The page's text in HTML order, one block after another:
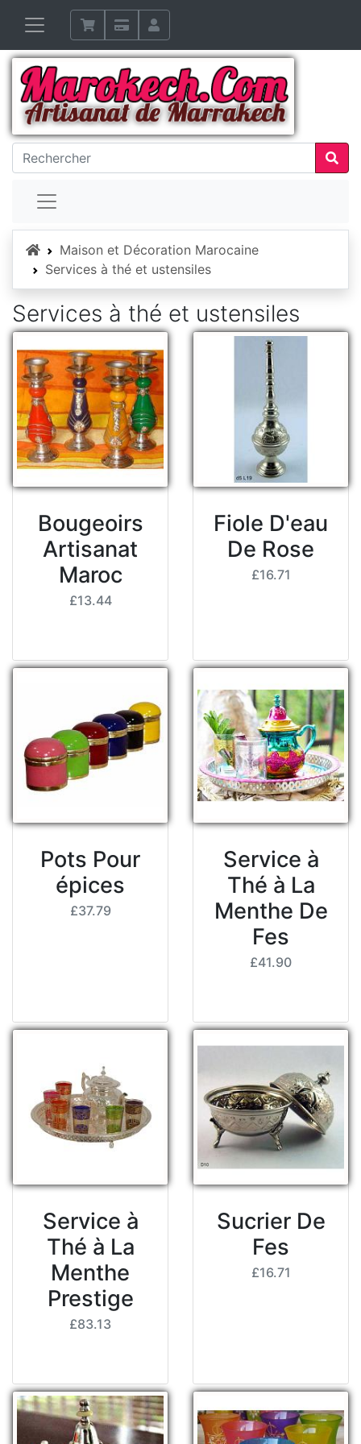
AccueilMaison et Décoration Marocaine
Services à thé et ustensiles
Services à thé et ustensiles
Bougeoirs
Artisanat
Maroc
£13.44
Fiole D'eau
De Rose
£16.71
Pots Pour
épices
£37.79
Service à
Thé à La
Menthe De
Fes
£41.90
Service à
Thé à La
Menthe
Prestige
£83.13
Sucrier De
Fes
£16.71